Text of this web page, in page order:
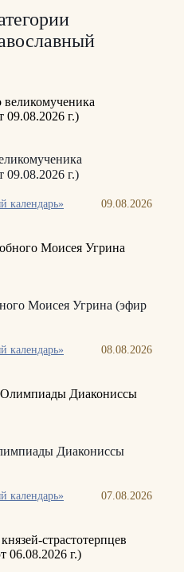
09.08.2026 г.)
календарь» 09.08.2026
Моисея Угрина (эфир
календарь» 08.08.2026
Диакониссы
календарь» 07.08.2026